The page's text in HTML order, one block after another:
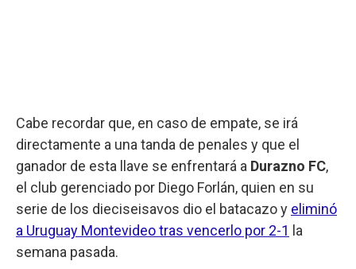
Cabe recordar que, en caso de empate, se irá
directamente a una tanda de penales y que el
ganador de esta llave se enfrentará a Durazno FC,
el club gerenciado por Diego Forlán, quien en su
serie de los dieciseisavos dio el batacazo y eliminó
a Uruguay Montevideo tras vencerlo por 2-1 la
semana pasada.